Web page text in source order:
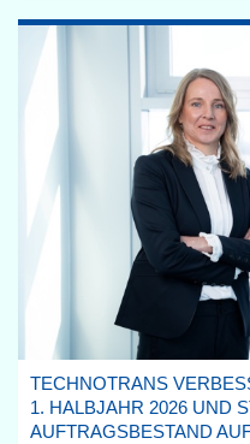
TECHNOTRANS
1. HALBJAHR 2026 UND
AUFTRAGSBESTAND